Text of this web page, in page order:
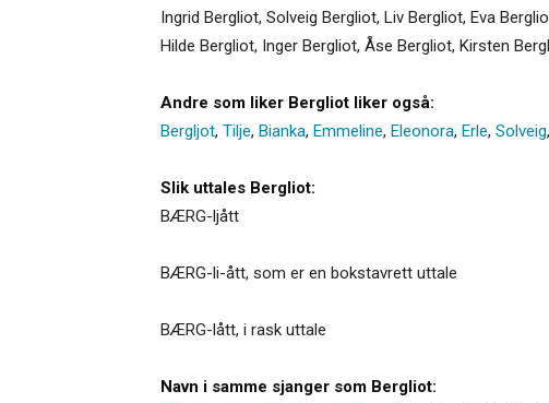
Ingrid Bergliot, Solveig Bergliot, Liv Bergliot, Eva
Hilde Bergliot, Inger Bergliot, Åse Bergliot, Kirsten
Andre som liker Bergliot liker også:
Bergljot, Tilje, Bianka, Emmeline, Eleonora, Erle, Solveig,
Slik uttales Bergliot:
BÆRG-ljått
BÆRG-li-ått, som er en bokstavrett uttale
BÆRG-lått, i rask uttale
Navn i samme sjanger som Bergliot: